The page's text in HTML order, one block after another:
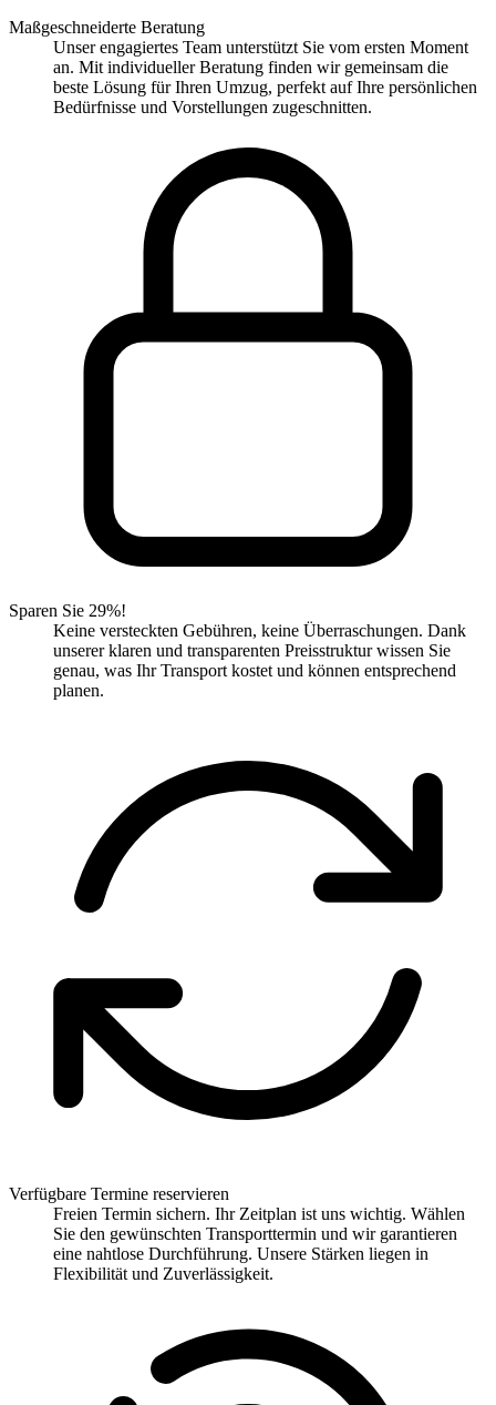
Maßgeschneiderte Beratung
Unser engagiertes Team unterstützt Sie vom ersten Moment
an. Mit individueller Beratung finden wir gemeinsam die
beste Lösung für Ihren Umzug, perfekt auf Ihre persönlichen
Bedürfnisse und Vorstellungen zugeschnitten.
Sparen Sie 29%!
Keine versteckten Gebühren, keine Überraschungen. Dank
unserer klaren und transparenten Preisstruktur wissen Sie
genau, was Ihr Transport kostet und können entsprechend
planen.
Verfügbare Termine reservieren
Freien Termin sichern. Ihr Zeitplan ist uns wichtig. Wählen
Sie den gewünschten Transporttermin und wir garantieren
eine nahtlose Durchführung. Unsere Stärken liegen in
Flexibilität und Zuverlässigkeit.